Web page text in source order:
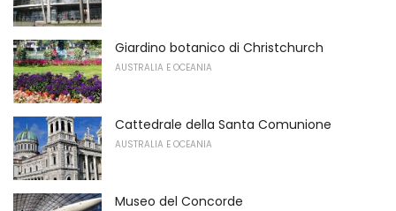
Giardino botanico di Christchurch
AUSTRALIA E OCEANIA
Cattedrale della Santa Comunione
AUSTRALIA E OCEANIA
Museo del Concorde